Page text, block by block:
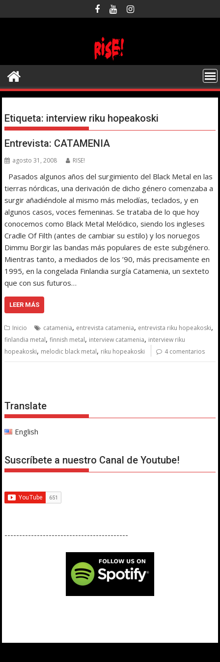
al
Etiqueta: interview riku hopeakoski
Entrevista: CATAMENIA
agosto 31, 2008 RISE!
Pasados algunos años del surgimiento del Black Metal en las
tierras nórdicas, una derivación de dicho género comenzaba a
surgir añadiéndole al mismo más melodías, teclados, y en
algunos casos, voces femeninas. Se trataba de lo que hoy
conocemos como Black Metal Melódico, siendo los ingleses
Cradle Of Filth (antes de cambiar su estilo) y los noruegos
Dimmu Borgir las bandas más populares de este subgénero.
Mientras tanto, a mediados de los ’90, más precisamente en
1995, en la congelada Finlandia surgía Catamenia, un sexteto
que con sus futuros…
LEER MÁS
Inicio catamenia, entrevista catamenia, entrevista riku hopeakoski,
finlandia metal,finnish metal, interview catamenia, interview riku
hopeakoski, melodic black metal, riku hopeakoski 4 comentarios
Translate
English
Suscríbete a nuestro Canal de Youtube!
------------------------------------------